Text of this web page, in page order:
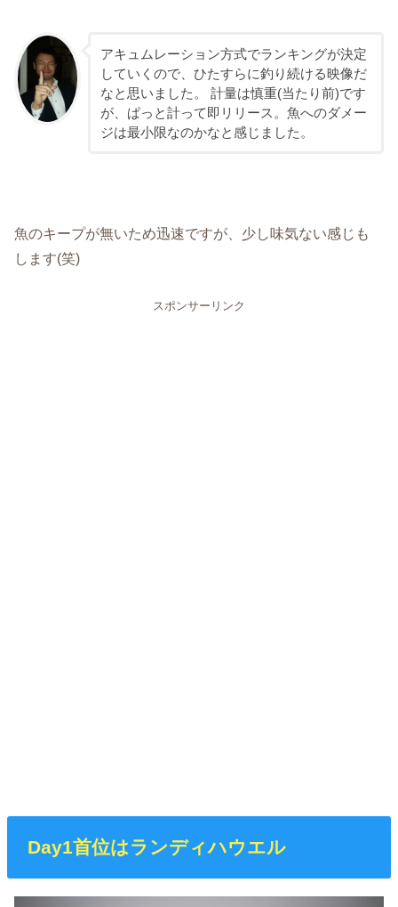
アキュムレーション方式でランキングが決定
していくので、ひたすらに釣り続ける映像だ
なと思いました。 計量は慎重(当たり前)です
が、ぱっと計って即リリース。魚へのダメー
ジは最小限なのかなと感じました。
魚のキープが無いため迅速ですが、少し味気ない感じも
します(笑)
スポンサーリンク
Day1首位はランディハウエル